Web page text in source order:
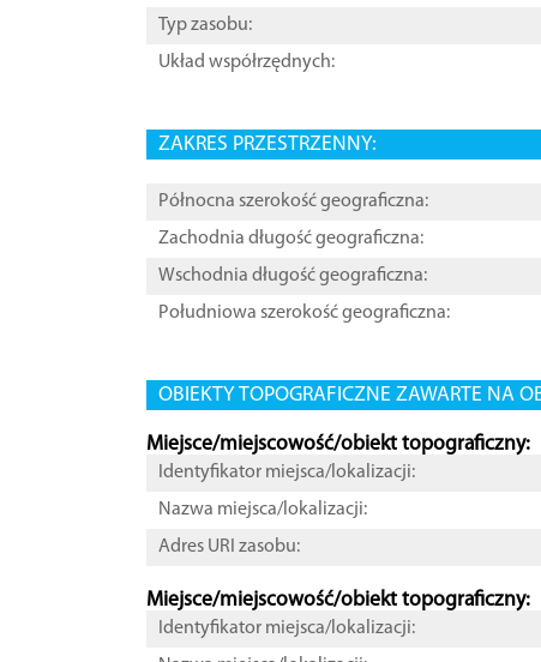
Typ zasobu:
Układ współrzędnych:
ZAKRES PRZESTRZENNY:
Północna szerokość geograficzna:
Zachodnia długość geograficzna:
Wschodnia długość geograficzna:
Południowa szerokość geograficzna:
OBIEKTY TOPOGRAFICZNE ZAWARTE NA
Miejsce/miejscowość/obiekt topograficzny:
Identyfikator miejsca/lokalizacji:
Nazwa miejsca/lokalizacji:
Adres URI zasobu:
Miejsce/miejscowość/obiekt topograficzny:
Identyfikator miejsca/lokalizacji: